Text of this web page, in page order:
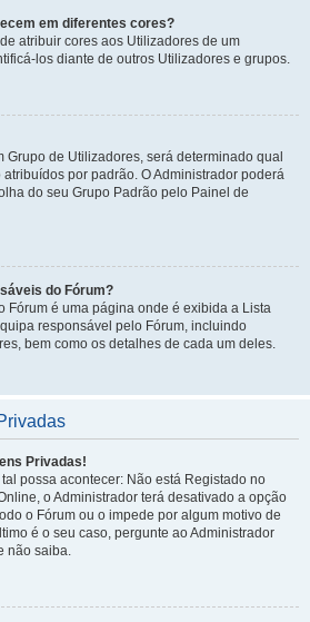
em diferentes cores?
atribuir cores aos Utilizadores de um
los diante de outros Utilizadores e grupos.
Grupo de Utilizadores, será determinado qual
por padrão. O Administrador poderá
do seu Grupo Padrão pelo Painel de
do Fórum?
Fórum é uma página onde é exibida a Lista
responsável pelo Fórum, incluindo
bem como os detalhes de cada um deles.
Privadas!
possa acontecer: Não está Registado no
o Administrador terá desativado a opção
o Fórum ou o impede por algum motivo de
é o seu caso, pergunte ao Administrador
não saiba.